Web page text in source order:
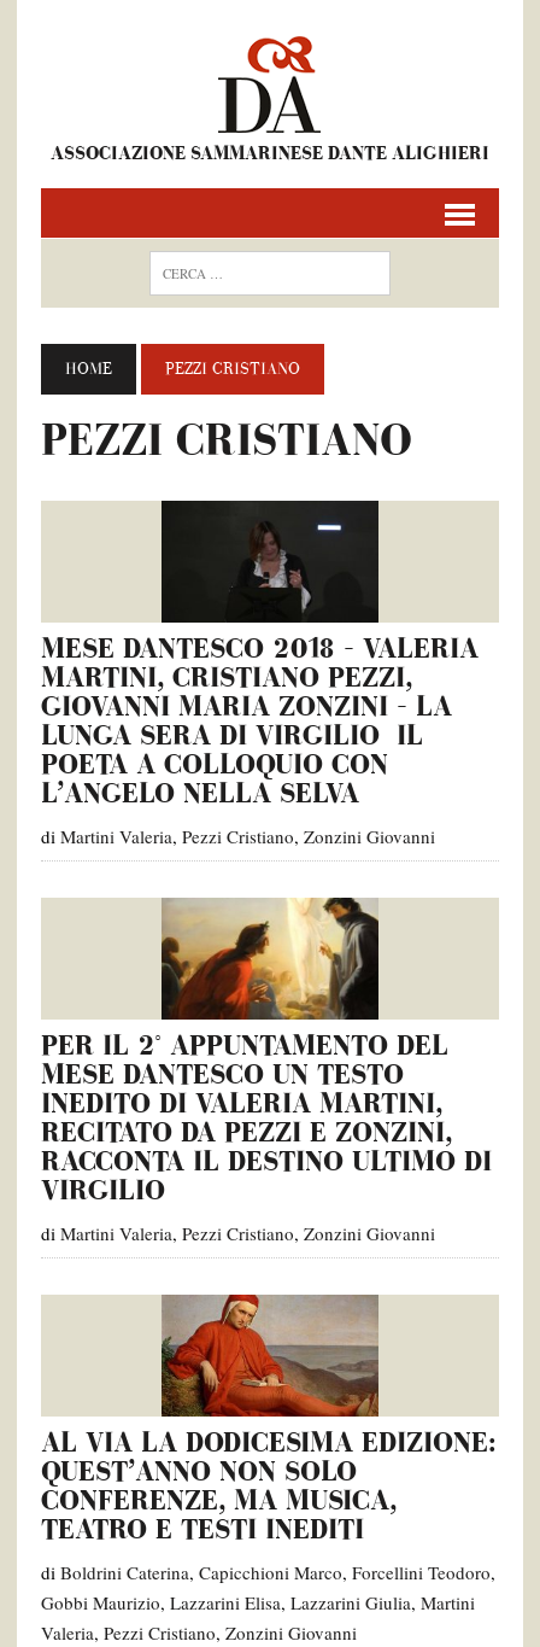
ASSOCIAZIONE SAMMARINESE DANTE ALIGHIERI
HOME PEZZI CRISTIANO
PEZZI CRISTIANO
MESE DANTESCO 2018 – VALERIA
MARTINI, CRISTIANO PEZZI,
GIOVANNI MARIA ZONZINI – LA
LUNGA SERA DI VIRGILIO IL
POETA A COLLOQUIO CON
L’ANGELO NELLA SELVA
di Martini Valeria, Pezzi Cristiano, Zonzini Giovanni
PER IL 2° APPUNTAMENTO DEL
MESE DANTESCO UN TESTO
INEDITO DI VALERIA MARTINI,
RECITATO DA PEZZI E ZONZINI,
RACCONTA IL DESTINO ULTIMO DI
VIRGILIO
di Martini Valeria, Pezzi Cristiano, Zonzini Giovanni
AL VIA LA DODICESIMA EDIZIONE:
QUEST’ANNO NON SOLO
CONFERENZE, MA MUSICA,
TEATRO E TESTI INEDITI
di Boldrini Caterina, Capicchioni Marco, Forcellini Teodoro,
Gobbi Maurizio, Lazzarini Elisa, Lazzarini Giulia, Martini
Valeria, Pezzi Cristiano, Zonzini Giovanni